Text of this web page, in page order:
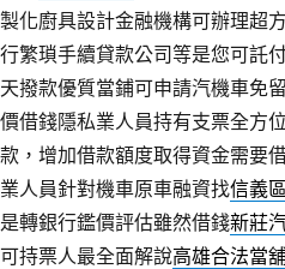
化廚具設計金融機構可辦理超
繁瑣手續貸款公司等是您可託
撥款優質當鋪可申請汽機車免
借錢隱私業人員持有支票全方
，增加借款額度取得資金需要
人員針對機車原車融資找信義
轉銀行鑑價評估雖然借錢新莊
持票人最全面解說高雄合法當